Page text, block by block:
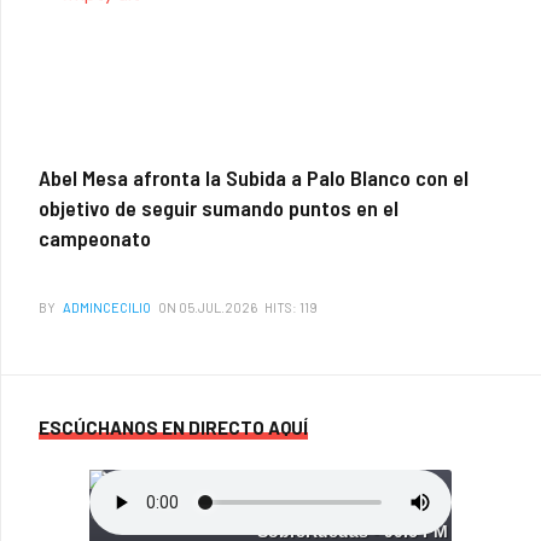
Abel Mesa afronta la Subida a Palo Blanco con el
objetivo de seguir sumando puntos en el
campeonato
BY ADMINCECILIO ON 05.JUL.2026 HITS: 119
ESCÚCHANOS EN DIRECTO AQUÍ
SobreRuedas - 90.6 FM